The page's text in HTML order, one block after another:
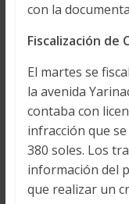
con la
Fiscalización de
El martes se
la avenida
contaba con
infracción que
380 soles. Los
información del
que realizar un